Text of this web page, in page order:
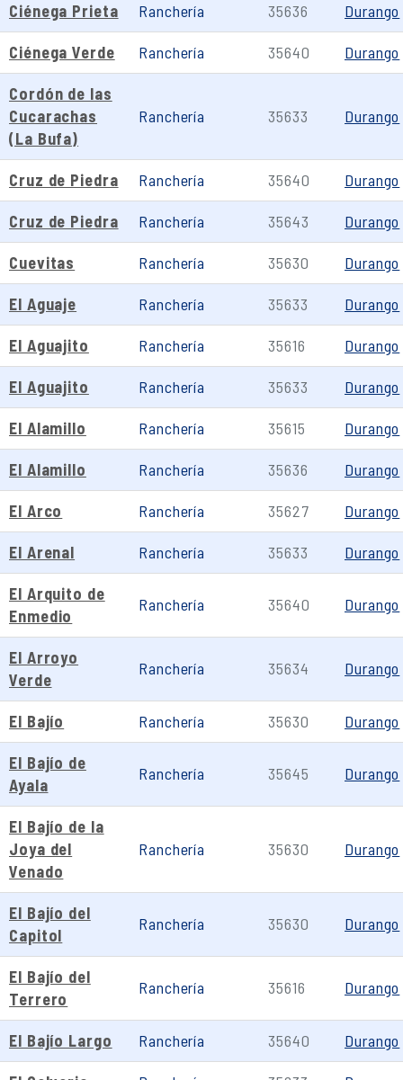
Ciénega Prieta Ranchería 35636 Durango
Ciénega Verde Ranchería 35640 Durango
Cordón de las
Cucarachas
(La Bufa)
Ranchería 35633 Durango
Cruz de Piedra Ranchería 35640 Durango
Cruz de Piedra Ranchería 35643 Durango
Cuevitas Ranchería 35630 Durango
El Aguaje Ranchería 35633 Durango
El Aguajito Ranchería 35616 Durango
El Aguajito Ranchería 35633 Durango
El Alamillo Ranchería 35615 Durango
El Alamillo Ranchería 35636 Durango
El Arco Ranchería 35627 Durango
El Arenal Ranchería 35633 Durango
El Arquito de
Enmedio
Ranchería 35640 Durango
El Arroyo
Verde
Ranchería 35634 Durango
El Bajío Ranchería 35630 Durango
El Bajío de
Ayala
Ranchería 35645 Durango
El Bajío de la
Joya del
Venado
Ranchería 35630 Durango
El Bajío del
Capitol
Ranchería 35630 Durango
El Bajío del
Terrero
Ranchería 35616 Durango
El Bajío Largo Ranchería 35640 Durango